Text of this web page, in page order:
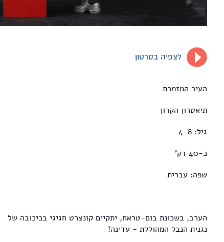
לצפיה בסרטון
העיר המזמרת
תיאטרון הקרון
גיל: 4-8
כ-40 דק'
שפה: עברית
הערב, בשכונת בום-טראח, יתקיים קונצרט חגיגי בכיכובה של
נגנית הנבל המהוללת - עדינה!